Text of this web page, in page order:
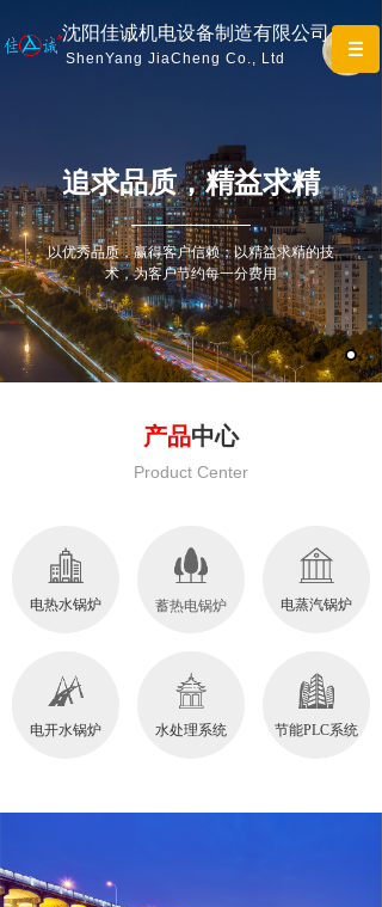
沈阳佳诚机电设备制造有限公司
ShenYang JiaCheng Co., Ltd
以优秀品质，赢得客户信赖；以精益求精的技
术，为客户节约每一分费用
追求品质，精益求精
产品中心
Product Center
电蒸汽锅炉
电热水锅炉 蓄热电锅炉
节能PLC系统
电开水锅炉 水处理系统